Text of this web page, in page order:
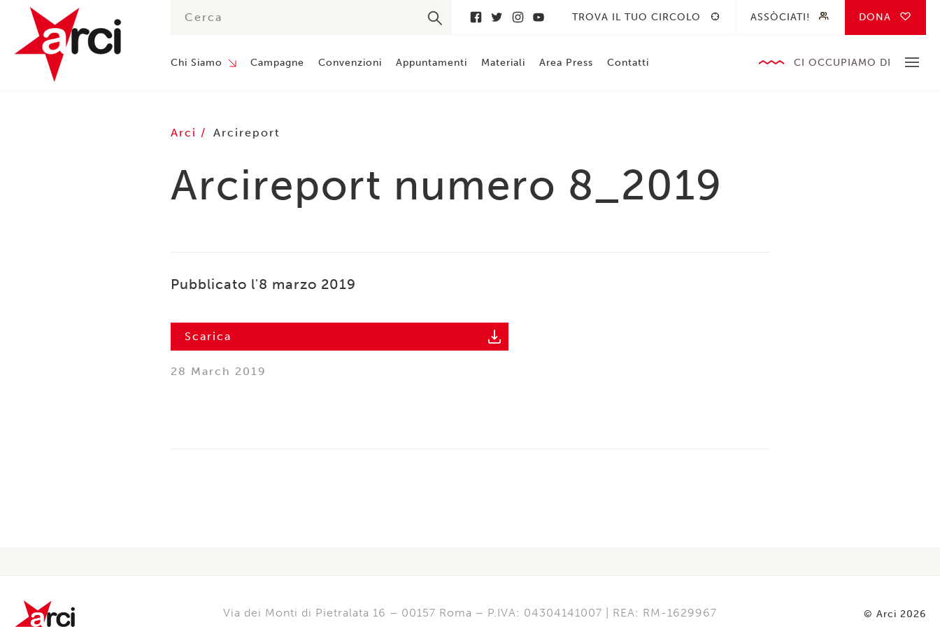
TROVA IL TUO CIRCOLO ASSÒCIATI! DONA
Chi Siamo Campagne Convenzioni Appuntamenti Materiali Area Press Contatti CI OCCUPIAMO DI
Arci Arcireport
Arcireport numero 8_2019
Pubblicato l'8 marzo 2019
Scarica
28 March 2019
Via dei Monti di Pietralata 16 – 00157 Roma – P.IVA: 04304141007 | REA: RM-1629967 © Arci 2026